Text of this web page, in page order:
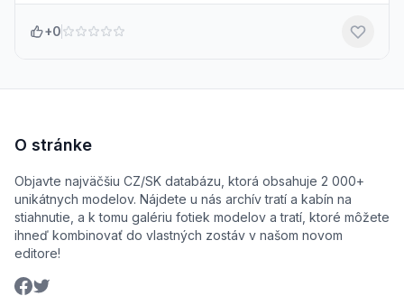
+0
O stránke
Objavte najväčšiu CZ/SK databázu, ktorá obsahuje 2 000+
unikátnych modelov. Nájdete u nás archív tratí a kabín na
stiahnutie, a k tomu galériu fotiek modelov a tratí, ktoré môžete
ihneď kombinovať do vlastných zostáv v našom novom
editore!